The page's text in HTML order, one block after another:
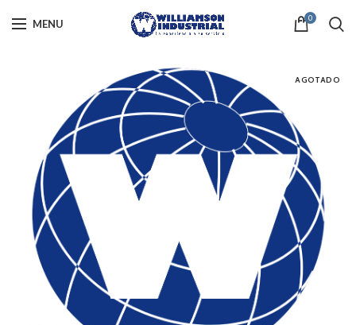
MENU 0
AGOTADO